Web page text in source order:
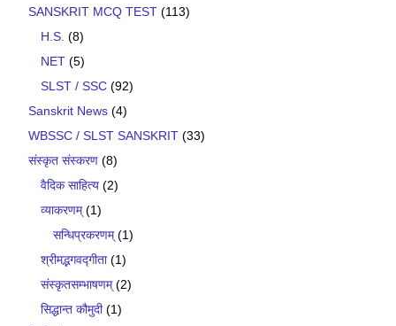
SANSKRIT MCQ TEST (113)
H.S. (8)
NET (5)
SLST / SSC (92)
Sanskrit News (4)
WBSSC / SLST SANSKRIT (33)
संस्कृत संस्करण (8)
वैदिक साहित्य (2)
व्याकरणम्(1)
सन्धिप्रकरणम्(1)
श्रीमद्भगवद्गीता(1)
संस्कृतसम्भाषणम्(2)
सिद्धान्त कौमुदी(1)